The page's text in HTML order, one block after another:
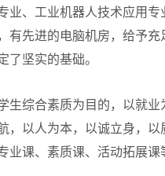
业、工业机器人技术应用
有先进的电脑机房，给予
了坚实的基础。
综合素质为目的，以就业
，以人为本，以诚立身，
业课、素质课、活动拓展